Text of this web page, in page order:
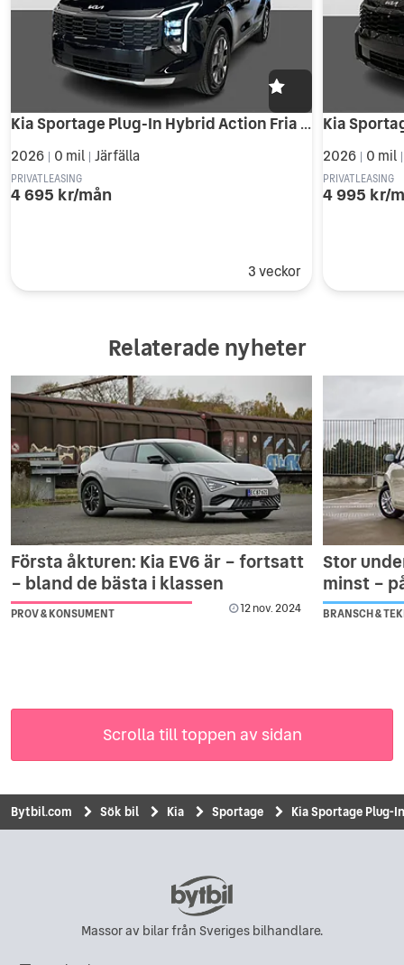
Kia Sportage Plug-In Hybrid Action Fria Vinterhjul Begränsat antal
2026 0 mil Järfälla
PRIVATLEASING
4 695 kr/mån
3 veckor
2026 0 mil
PRIVATLEASING
4 995 kr/
Relaterade nyheter
Första åkturen: Kia EV6 är – fortsatt
– bland de bästa i klassen
PROV & KONSUMENT 12 nov. 2024
Stor
minst –
BRANSCH &
Scrolla till toppen av sidan
Bytbil.com Sök bil Kia Sportage Kia Sportage Plug-
Massor av bilar från Sveriges bilhandlare.